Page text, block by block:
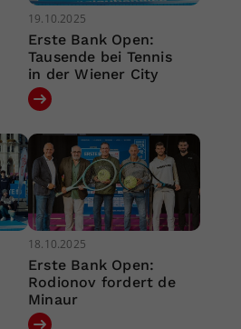
19.10.2025
Erste Bank Open:
Tausende bei Tennis
in der Wiener City
18.10.2025
Erste Bank Open:
Rodionov fordert de
Minaur